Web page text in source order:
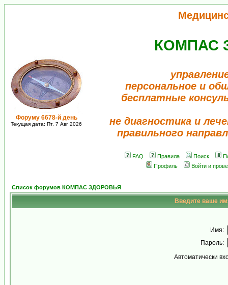
Форуму 6678-й день
Текущая дата: Пт, 7 Авг 2026
КОМПАС
персональное и
бесплатные
не диагностика и
правильного
FAQ Правила Поиск
Профиль
Войти и
Список форумов КОМПАС ЗДОРОВЬЯ
Введите ваше
Имя:
Пароль:
Автоматически